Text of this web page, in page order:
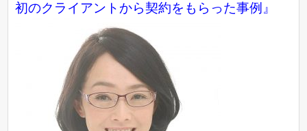
初のクライアントから契約をもらった事例』